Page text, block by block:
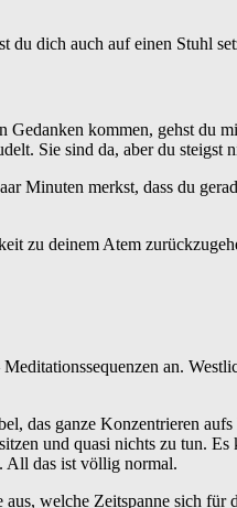
dich auch auf einen Stuhl
Gedanken kommen, gehst du
Sie sind da, aber du steigst
Minuten merkst, dass du
zu deinem Atem
an.
das ganze Konzentrieren
und quasi nichts zu tun.
All das ist völlig normal.
welche Zeitspanne sich für